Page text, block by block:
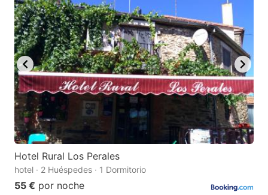
Hotel Rural Los Perales
hotel · 2 Huéspedes · 1 Dormitorio
55 € por noche